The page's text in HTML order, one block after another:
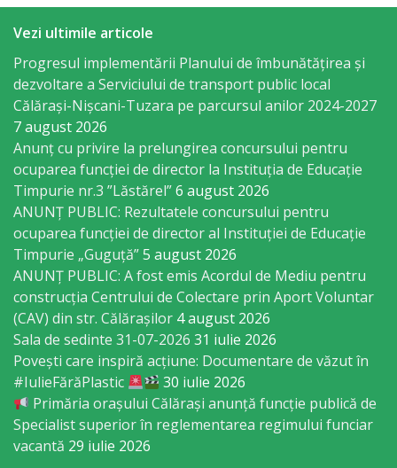
Publicul,
Operator
CISC
Organigrama
Regulament
Consiliul
local
Secretarul
Consiliului
Consilieri
Comisii
de
Vezi ultimile articole
Progresul implementării Planului de îmbunătățirea și
dezvoltare a Serviciului de transport public local
Călărași-Nișcani-Tuzara pe parcursul anilor 2024-2027
7 august 2026
Anunț cu privire la prelungirea concursului pentru
ocuparea funcţiei de director la Instituția de Educație
Timpurie nr.3 ”Lăstărel”6 august 2026
ANUNȚ PUBLIC: Rezultatele concursului pentru
ocuparea funcției de director al Instituției de Educație
Timpurie „Guguță”5 august 2026
ANUNȚ PUBLIC: A fost emis Acordul de Mediu pentru
construcția Centrului de Colectare prin Aport Voluntar
(CAV) din str. Călărașilor 4 august 2026
Sala de sedinte 31-07-2026 31 iulie 2026
Povești care inspiră acțiune: Documentare de văzut în
#IulieFărăPlastic
30 iulie 2026
Primăria orașului Călărași anunță funcție publică de
Specialist superior în reglementarea regimului funciar
vacantă 29 iulie 2026